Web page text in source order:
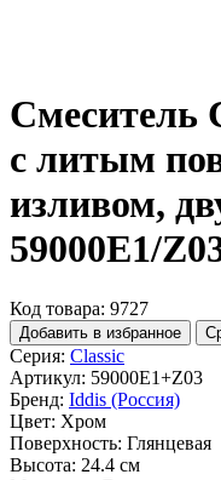
Смеситель
с литым
изливом,
59000E1/
Код товара: 9727
Добавить в избранное
Серия: Classic
Артикул: 59000E1+Z03
Бренд: Iddis (Россия)
Цвет: Хром
Поверхность: Глянцевая
Высота: 24.4 см